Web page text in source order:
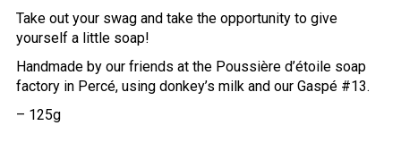
Take out your swag and take the opportunity to give
yourself a little soap!
Handmade by our friends at the Poussière d’étoile soap
factory in Percé, using donkey’s milk and our Gaspé #13.
– 125g